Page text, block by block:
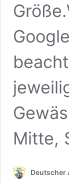
Mitte,
Deutscher